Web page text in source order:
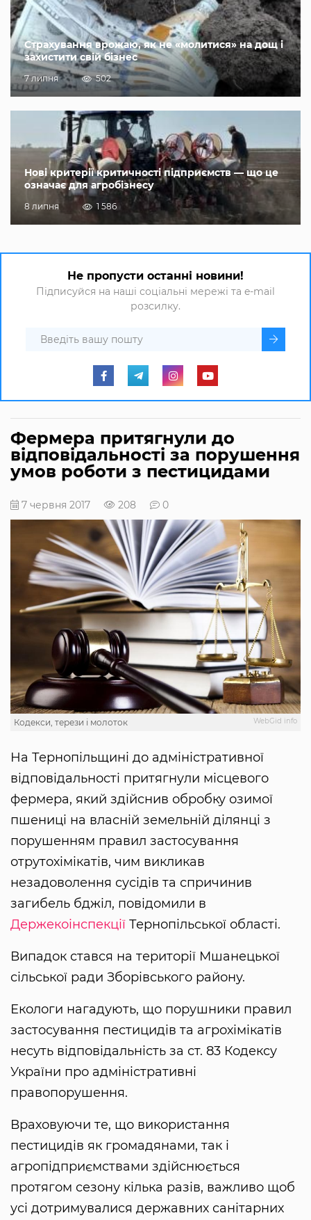
Страхування врожаю, як не «молитися» на дощ і
захистити свій бізнес
7 липня 502
Нові критерії критичності підприємств — що це
означає для агробізнесу
8 липня 1 586
Не пропусти останні новини!
Підписуйся на наші соціальні мережі та e-mail
розсилку.
Фермера притягнули до
відповідальності за порушення
умов роботи з пестицидами
7 червня 2017 208 0
WebGid info
Кодекси, терези і молоток
На Тернопільщині до адміністративної
відповідальності притягнули місцевого
фермера, який здійснив обробку озимої
пшениці на власній земельній ділянці з
порушенням правил застосування
отрутохімікатів, чим викликав
незадоволення сусідів та спричинив
загибель бджіл, повідомили в
Держекоінспекції Тернопільської області.
Випадок стався на території Мшанецької
сільської ради Зборівського району.
Екологи нагадують, що порушники правил
застосування пестицидів та агрохімікатів
несуть відповідальність за ст. 83 Кодексу
України про адміністративні
правопорушення.
Враховуючи те, що використання
пестицидів як громадянами, так і
агропідприємствами здійснюється
протягом сезону кілька разів, важливо щоб
усі дотримувалися державних санітарних